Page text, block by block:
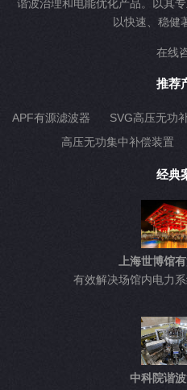
谐波治理和电能优化产品。以其
以快速、稳健
在线
推荐
APF有源滤波器 SVG高压无功
高压无功集中补偿装置
经典
上海世博馆
有效解决场馆内电力
中科院谐